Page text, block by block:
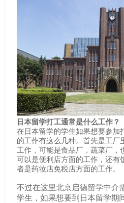
日本留学打工通常是什么工作？
在日本留学的学生如果想要参加
的工作有这么几种。首先是工厂
工作，可能是食品厂，蔬菜厂，
可以是便利店方面的工作，还有
者是药妆店免税店方面的工作。
不过在这里北京启德留学中介
学生，如果想要到日本留学期